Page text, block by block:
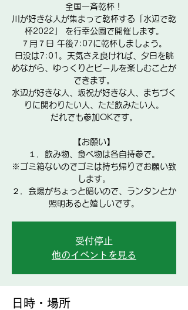
全国一斉乾杯！
川が好きな人が集まって乾杯する「水辺で乾
杯2022」 を行幸公園で開催します。
７月７日 午後7:07に乾杯しましょう。
日没は7:01。天気さえ良ければ、夕日を眺
めながら、ゆっくりとビールを楽しむことが
できます。
水辺が好きな人、坂祝が好きな人、まちづく
りに関わりたい人、ただ飲みたい人。
だれでも参加OKです。
【お願い】
１．飲み物、食べ物は各自持参で。
※ゴミ箱ないのでゴミは持ち帰りでお願い致
します。
２．会場がちょっと暗いので、ランタンとか
照明あると嬉しいです。
受付停止
他のイベントを見る
日時・場所